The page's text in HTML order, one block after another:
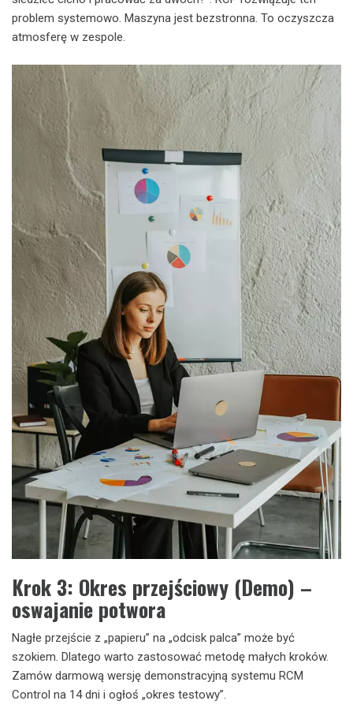
problem systemowo. Maszyna jest bezstronna. To oczyszcza
atmosferę w zespole.
Krok 3: Okres przejściowy (Demo) –
oswajanie potwora
Nagłe przejście z „papieru” na „odcisk palca” może być
szokiem. Dlatego warto zastosować metodę małych kroków.
Zamów darmową wersję demonstracyjną systemu RCM
Control na 14 dni i ogłoś „okres testowy”.